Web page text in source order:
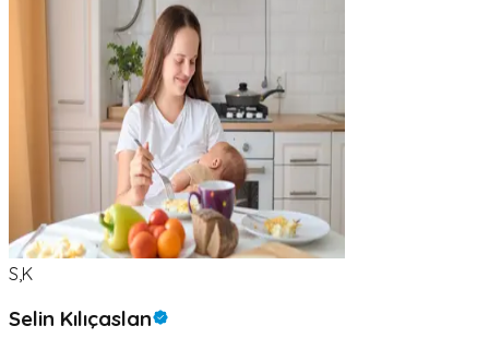
S,K
Selin Kılıçaslan